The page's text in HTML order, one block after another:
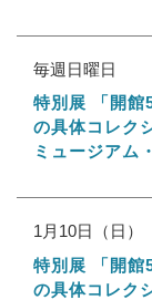
毎週日曜日
特別展 「開
の具体コレク
ミュージアム
1月10日（日）
特別展 「開
の具体コレク